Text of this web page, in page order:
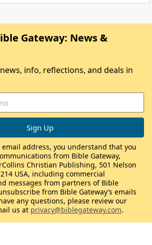
Gateway: News &
info, reflections, and deals in
address, you understand that you
from Bible Gateway,
Christian Publishing, 501 Nelson
USA, including commercial
messages from partners of Bible
from Bible Gateway’s emails
any questions, please review our
us at privacy@biblegateway.com.